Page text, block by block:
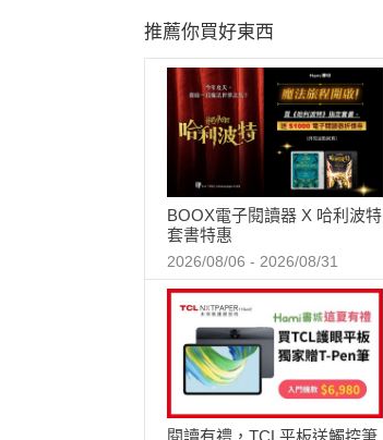
推薦你買好東西
BOOX電子閱讀器 X 哈利波特
套書特惠
2026/08/06 - 2026/08/31
閱讀有禮，TCL平板送觸控筆